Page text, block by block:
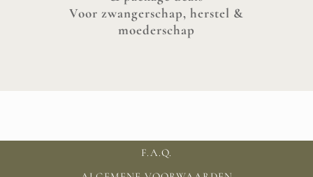
Voor zwangerschap, herstel &
moederschap
F.A.Q.